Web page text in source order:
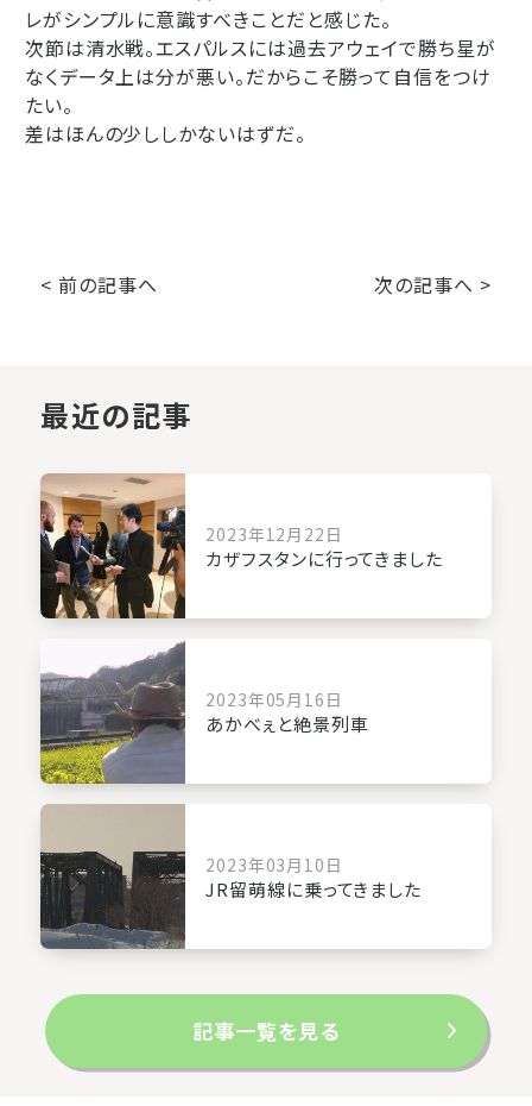
レがシンプルに意識すべきことだと感じた。
次節は清水戦。エスパルスには過去アウェイで勝ち星が
なくデータ上は分が悪い。だからこそ勝って自信をつけ
たい。
差はほんの少ししかないはずだ。
< 前の記事へ 次の記事へ >
最近の記事
2023年12月22日
カザフスタンに行ってきました
2023年05月16日
あかべぇと絶景列車
2023年03月10日
JR留萌線に乗ってきました
記事一覧を見る